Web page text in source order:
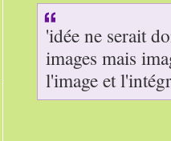
'idée ne serait
images mais
l'image et